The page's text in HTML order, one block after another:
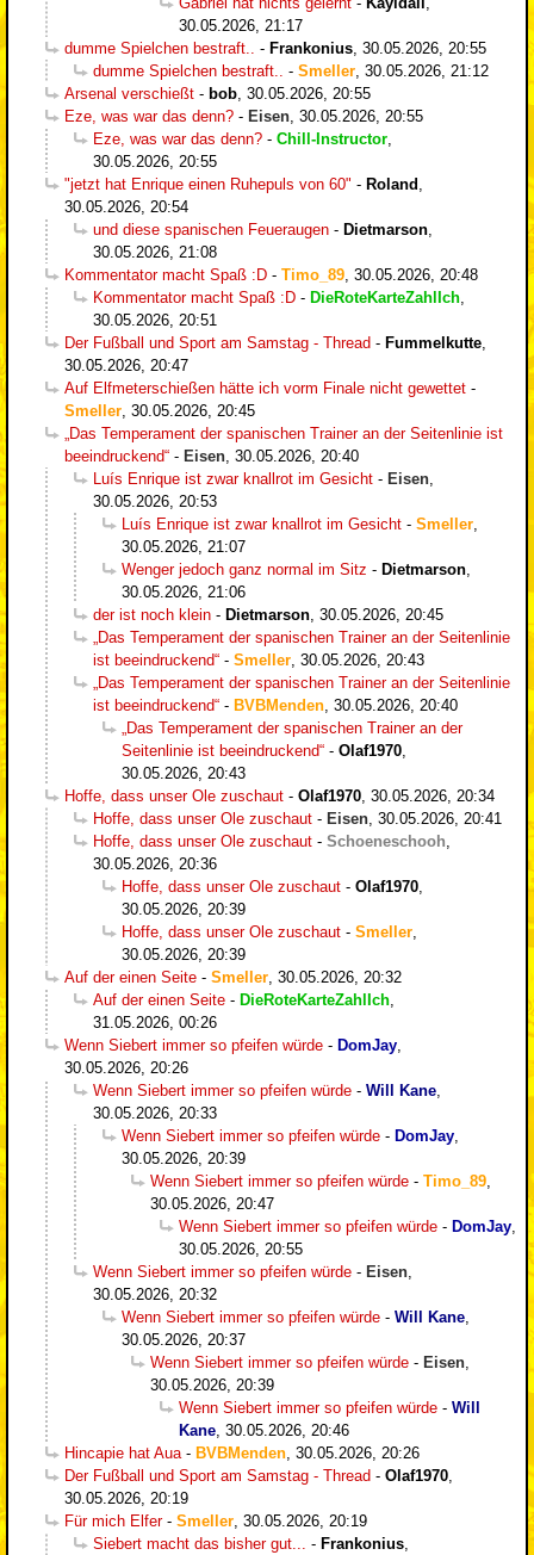
30.05.2026, 21:17
dumme Spielchen bestraft..
- Frankonius 30.05.2026, 20:55
dumme Spielchen bestraft..
- Smeller 30.05.2026, 21:12
Arsenal verschießt - bob 30.05.2026, 20:55
Eze, was war das denn? - Eisen 30.05.2026, 20:55
Eze, was war das denn? - Chill-Instructor
30.05.2026, 20:55
"jetzt hat Enrique einen Ruhepuls von 60" - Roland
30.05.2026, 20:54
und diese spanischen Feueraugen - Dietmarson
30.05.2026, 21:08
Kommentator macht Spaß :D - Timo_89 30.05.2026, 20:48
Kommentator macht Spaß :D - DieRoteKarteZahlIch
30.05.2026, 20:51
Der Fußball und Sport am Samstag - Thread - Fummelkutte
30.05.2026, 20:47
Auf Elfmeterschießen hätte ich vorm Finale nicht gewettet -
Smeller 30.05.2026, 20:45
„Das Temperament der spanischen Trainer an der Seitenlinie ist
beeindruckend“ - Eisen 30.05.2026, 20:40
Luís Enrique ist zwar knallrot im Gesicht - Eisen
30.05.2026, 20:53
Luís Enrique ist zwar knallrot im Gesicht - Smeller
30.05.2026, 21:07
Wenger jedoch ganz normal im Sitz - Dietmarson
30.05.2026, 21:06
der ist noch klein - Dietmarson 30.05.2026, 20:45
„Das Temperament der spanischen Trainer an der Seitenlinie
ist beeindruckend“ - Smeller 30.05.2026, 20:43
„Das Temperament der spanischen Trainer an der Seitenlinie
ist beeindruckend“ - BVBMenden 30.05.2026, 20:40
„Das Temperament der spanischen Trainer an der
Seitenlinie ist beeindruckend“ - Olaf1970
30.05.2026, 20:43
Hoffe, dass unser Ole zuschaut - Olaf1970 30.05.2026, 20:34
Hoffe, dass unser Ole zuschaut - Eisen 30.05.2026, 20:41
Hoffe, dass unser Ole zuschaut - Schoeneschooh
30.05.2026, 20:36
Hoffe, dass unser Ole zuschaut - Olaf1970
30.05.2026, 20:39
Hoffe, dass unser Ole zuschaut - Smeller
30.05.2026, 20:39
Auf der einen Seite - Smeller 30.05.2026, 20:32
Auf der einen Seite - DieRoteKarteZahlIch
31.05.2026, 00:26
Wenn Siebert immer so pfeifen würde - DomJay
30.05.2026, 20:26
Wenn Siebert immer so pfeifen würde - Will Kane
30.05.2026, 20:33
Wenn Siebert immer so pfeifen würde - DomJay
30.05.2026, 20:39
Wenn Siebert immer so pfeifen würde - Timo_89
30.05.2026, 20:47
Wenn Siebert immer so pfeifen würde - DomJay
30.05.2026, 20:55
Wenn Siebert immer so pfeifen würde - Eisen
30.05.2026, 20:32
Wenn Siebert immer so pfeifen würde - Will Kane
30.05.2026, 20:37
Wenn Siebert immer so pfeifen würde - Eisen
30.05.2026, 20:39
Wenn Siebert immer so pfeifen würde - Will
Kane 30.05.2026, 20:46
Hincapie hat Aua - BVBMenden 30.05.2026, 20:26
Der Fußball und Sport am Samstag - Thread - Olaf1970
30.05.2026, 20:19
Für mich Elfer- Smeller 30.05.2026, 20:19
Siebert macht das bisher gut...
- Frankonius